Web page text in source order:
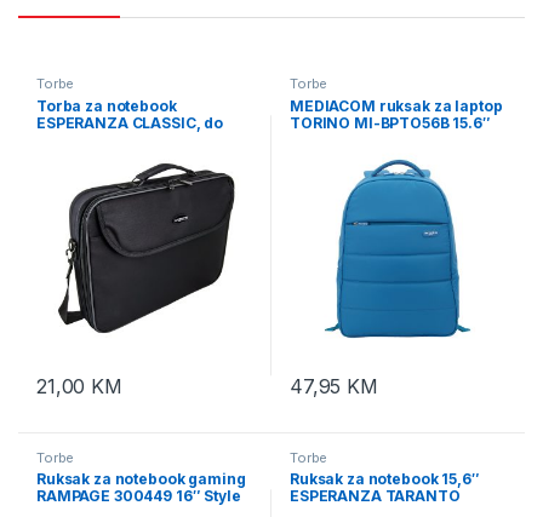
Torbe
Torba za notebook
ESPERANZA CLASSIC, do
21,00 KM
Torbe
MEDIACOM ruksak za laptop
TORINO MI-BPTO56B 15.6″
47,95 KM
Torbe
Ruksak za notebook gaming
RAMPAGE 300449 16″ Style
Torbe
Ruksak za notebook 15,6″
ESPERANZA TARANTO